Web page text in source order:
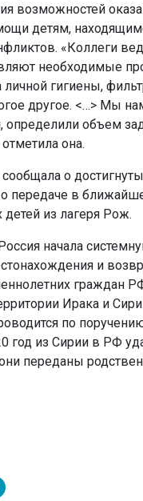
возможностей
детям,
«Коллеги
необходимые
личной гигиены,
другое. <…> Мы
определили объем
она.
о
о передаче в
из лагеря Рож.
начала
и
граждан
Ирака и
по
год из Сирии в РФ
переданы